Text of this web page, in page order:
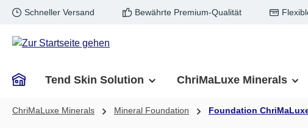
Hauptinhalt springen
Zur Suche springen
Zur Hauptnavigation springen
Schneller Versand Bewährte Premium-Qualität
Tend Skin Solution ChriMaLuxe Minerals
ChriMaLuxe Minerals Mineral Foundation Foundation